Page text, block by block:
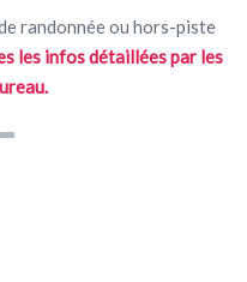
randonnée ou hors-piste
les infos détaillées par les